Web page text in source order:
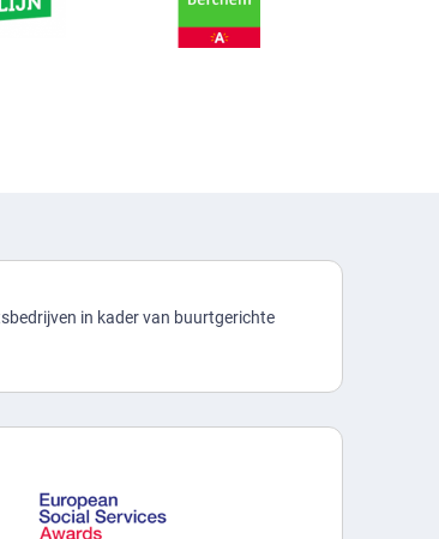
in kader van buurtgerichte